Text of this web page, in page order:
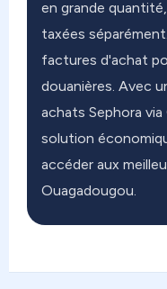
en grande
taxées
factures d'achat
douanières. Avec
achats Sephora
solution
accéder aux
Ouagadougou.